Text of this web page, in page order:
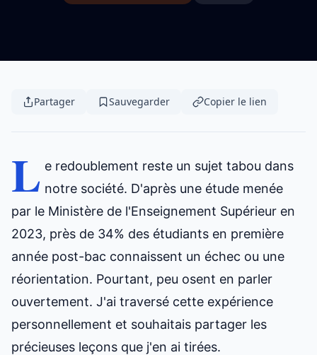
Partager Sauvegarder Copier le lien
L e redoublement reste un sujet tabou dans
notre société. D'après une étude menée
par le Ministère de l'Enseignement Supérieur en
2023, près de 34% des étudiants en première
année post-bac connaissent un échec ou une
réorientation. Pourtant, peu osent en parler
ouvertement. J'ai traversé cette expérience
personnellement et souhaitais partager les
précieuses leçons que j'en ai tirées.